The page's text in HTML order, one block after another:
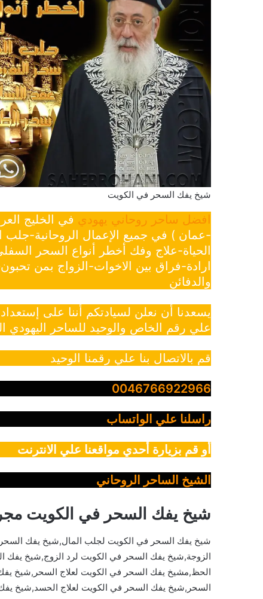
شيخ يفك السحر في الكويت
افضل ساحر روحاني يهودي في الخليج
-عمان ) في جميع الإعمال الروحانية-
الحياة-علاج وفك أخطر أنواع السحر
ارادة-فراق بين الاخوات-الزواج بمن
والدفائن
يسعدنا أن نعلن لسيادتكم أننا على
علي رقم الخاص والوحيد للساحر اليهودي
قم بالاتصال بنا علي رقمنا الوحيد
0046766922966
راسلنا علي الواتساب
أو قم بزيارة أحدي مواقعنا علي الانترنت
الشيخ الساحر الروحاني
شيخ يفك السحر في الكويت
شيخ يفك السحر في الكويت لجلب المال,شيخ يفك
الزوجة,شيخ يفك السحر في الكويت لرد الزوج,شيخ
الحظ,مشيخ يفك السحر في الكويت لعلاج السحر,شيخ
السحر,شيخ يفك السحر في الكويت لعلاج الحسد,شيخ